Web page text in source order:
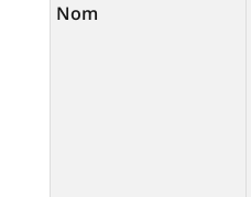
Nom